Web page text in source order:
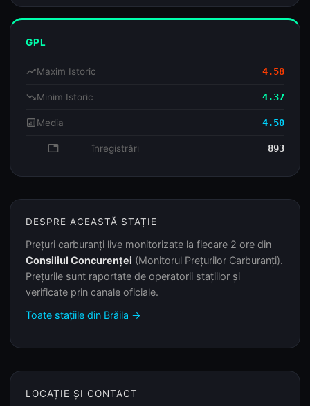
GPL
trending_upMaxim Istoric 4.58
trending_downMinim Istoric 4.37
analyticsMedia 4.50
database înregistrări 893
DESPRE ACEASTĂ STAȚIE
Prețuri carburanți live monitorizate la fiecare 2 ore din
Consiliul Concurenței (Monitorul Prețurilor Carburanți).
Prețurile sunt raportate de operatorii stațiilor și
verificate prin canale oficiale.
Toate stațiile din Brăila →
LOCAȚIE ȘI CONTACT